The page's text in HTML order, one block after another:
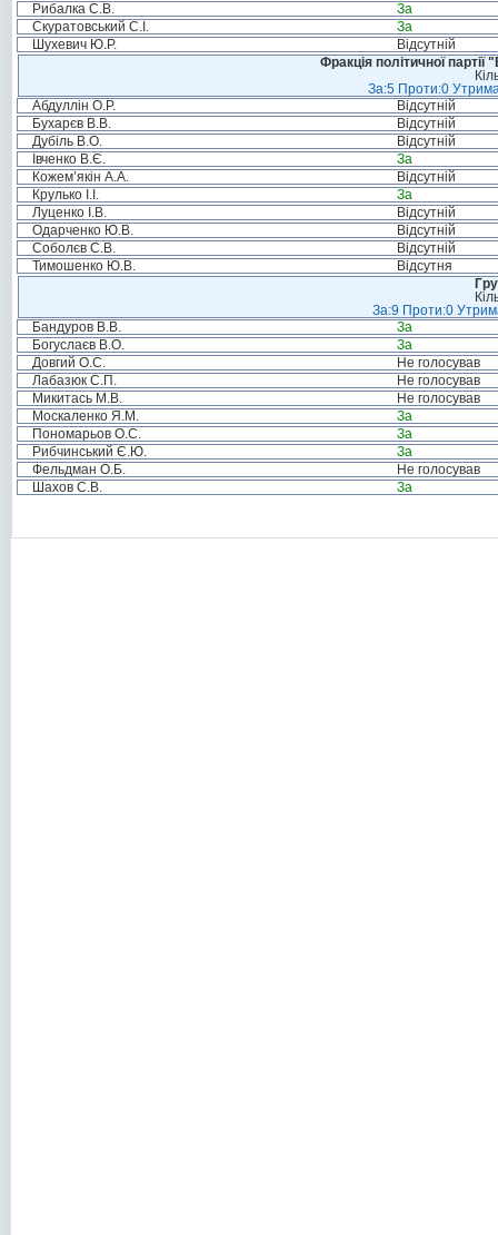
Рибалка С.В.
За
Скуратовський С.І.
За
Шухевич Ю.Р.
Відсутній
Фракція політичної
За:5 Проти:0
Абдуллін О.Р.
Відсутній
Бухарєв В.В.
Відсутній
Дубіль В.О.
Відсутній
Івченко В.Є.
За
Кожем’якін А.А.
Відсутній
Крулько І.І.
За
Луценко І.В.
Відсутній
Одарченко Ю.В.
Відсутній
Соболєв С.В.
Відсутній
Тимошенко Ю.В.
Відсутня
За:9 Проти:0
Бандуров В.В.
За
Богуслаєв В.О.
За
Довгий О.С.
Не голосував
Лабазюк С.П.
Не голосував
Микитась М.В.
Не голосував
Москаленко Я.М.
За
Пономарьов О.С.
За
Рибчинський Є.Ю.
За
Фельдман О.Б.
Не голосував
Шахов С.В.
За